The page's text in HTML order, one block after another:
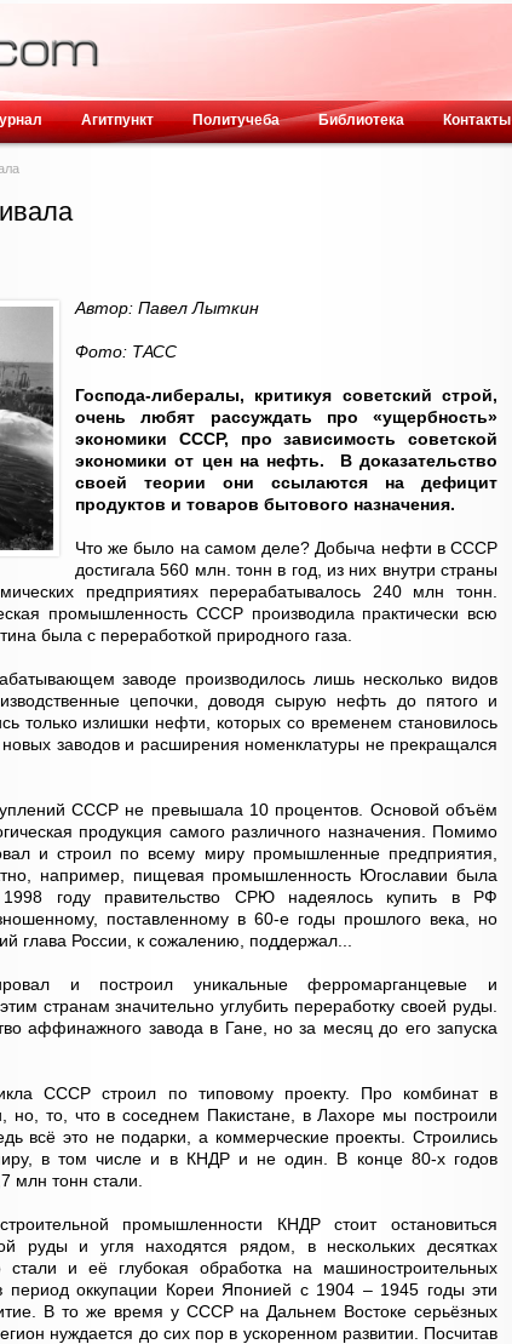
Агитпункт Политучеба Библиотека Контакты
Автор: Павел Лыткин
Фото: ТАСС
Господа-либералы, критикуя советский строй,
очень любят рассуждать про «ущербность»
экономики СССР, про зависимость советской
экономики от цен на нефть. В доказательство
своей теории они ссылаются на дефицит
продуктов и товаров бытового назначения.
Что же было на самом деле? Добыча нефти в СССР
достигала 560 млн. тонн в год, из них внутри страны
предприятиях перерабатывалось 240 млн тонн.
промышленность СССР производила практически всю
была с переработкой природного газа.
заводе производилось лишь несколько видов
цепочки, доводя сырую нефть до пятого и
только излишки нефти, которых со временем становилось
новых заводов и расширения номенклатуры не прекращался
СССР не превышала 10 процентов. Основой объём
продукция самого различного назначения. Помимо
и строил по всему миру промышленные предприятия,
например, пищевая промышленность Югославии была
1998 году правительство СРЮ надеялось купить в РФ
поставленному в 60-е годы прошлого века, но
глава России, к сожалению, поддержал...
и построил уникальные ферромарганцевые и
странам значительно углубить переработку своей руды.
аффинажного завода в Гане, но за месяц до его запуска
СССР строил по типовому проекту. Про комбинат в
но, то, что в соседнем Пакистане, в Лахоре мы построили
всё это не подарки, а коммерческие проекты. Строились
в том числе и в КНДР и не один. В конце 80-х годов
млн тонн стали.
промышленности КНДР стоит остановиться
руды и угля находятся рядом, в нескольких десятках
стали и её глубокая обработка на машиностроительных
период оккупации Кореи Японией с 1904 – 1945 годы эти
В то же время у СССР на Дальнем Востоке серьёзных
нуждается до сих пор в ускоренном развитии. Посчитав